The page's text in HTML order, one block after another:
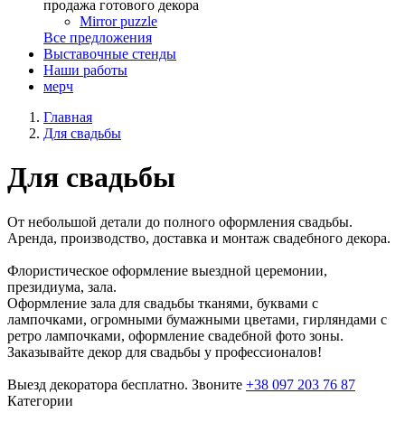
продажа готового декора
Mirror puzzle
Все предложения
Выставочные стенды
Наши работы
мерч
Главная
Для свадьбы
Для свадьбы
От небольшой детали до полного оформления свадьбы.
Аренда, производство, доставка и монтаж свадебного декора.
Флористическое оформление выездной церемонии,
президиума, зала.
Оформление зала для свадьбы тканями, буквами с
лампочками, огромными бумажными цветами, гирляндами с
ретро лампочками, оформление свадебной фото зоны.
Заказывайте декор для свадьбы у профессионалов!
Выезд декоратора бесплатно. Звоните +38 097 203 76 87
Категории